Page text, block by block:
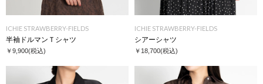
ICHIE STRAWBERRY-FIELDS
半袖ドルマンＴシャツ
￥9,900(税込)
ICHIE STRAWBERRY-FIELDS
シアーシャツ
￥18,700(税込)